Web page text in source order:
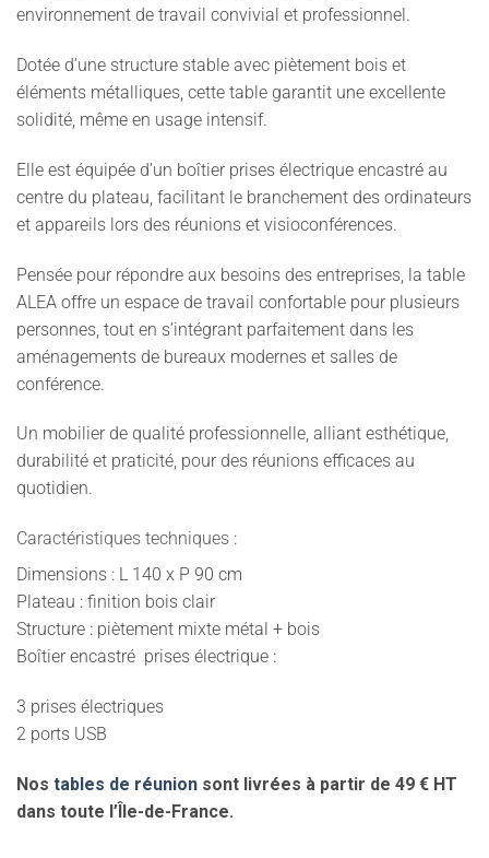
environnement de travail convivial et professionnel.
Dotée d’une structure stable avec piètement bois et
éléments métalliques, cette table garantit une excellente
solidité, même en usage intensif.
Elle est équipée d’un boîtier prises électrique encastré au
centre du plateau, facilitant le branchement des ordinateurs
et appareils lors des réunions et visioconférences.
Pensée pour répondre aux besoins des entreprises, la table
ALEA offre un espace de travail confortable pour plusieurs
personnes, tout en s’intégrant parfaitement dans les
aménagements de bureaux modernes et salles de
conférence.
Un mobilier de qualité professionnelle, alliant esthétique,
durabilité et praticité, pour des réunions efficaces au
quotidien.
Caractéristiques techniques :
Dimensions : L 140 x P 90 cm
Plateau : finition bois clair
Structure : piètement mixte métal + bois
Boîtier encastré prises électrique :
3 prises électriques
2 ports USB
Nos tables de réunion sont livrées à partir de 49 € HT
dans toute l’Île-de-France.